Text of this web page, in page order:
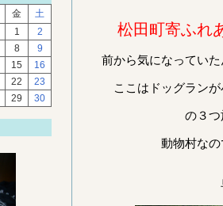
金
土
1
2
8
9
15
16
22
23
29 30
松田町寄ふれ
前から気になってい
ここはドッグラン
の３
動物村な